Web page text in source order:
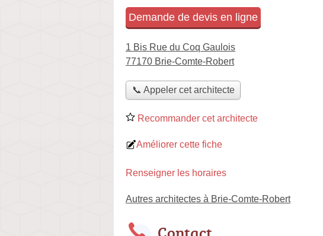
Demande de devis en ligne
1 Bis Rue du Coq Gaulois
77170 Brie-Comte-Robert
📞 Appeler cet architecte
Recommander cet architecte
Améliorer cette fiche
Renseigner les horaires
Autres architectes à Brie-Comte-Robert